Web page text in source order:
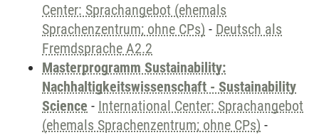
Center: Sprachangebot (ehemals
Sprachenzentrum; ohne CPs) - Deutsch als
Fremdsprache A2.2
Masterprogramm Sustainability:
Nachhaltigkeitswissenschaft - Sustainability
Science - International Center: Sprachangebot
(ehemals Sprachenzentrum; ohne CPs) -